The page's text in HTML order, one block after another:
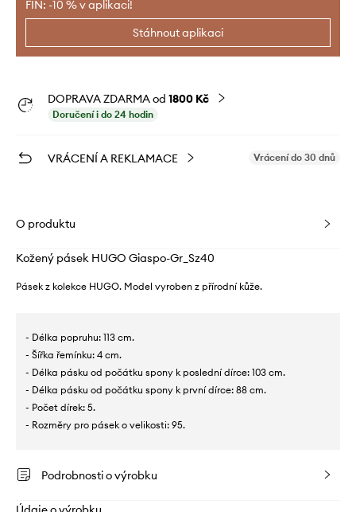
FIN: -10 % v aplikaci!
Stáhnout aplikaci
DOPRAVA ZDARMA od 1800 Kč
Doručení i do 24 hodin
VRÁCENÍ A REKLAMACE Vrácení do 30 dnů
O produktu
Kožený pásek HUGO Giaspo-Gr_Sz40
Pásek z kolekce HUGO. Model vyroben z přírodní kůže.
- Délka popruhu: 113 cm.
- Šířka řemínku: 4 cm.
- Délka pásku od počátku spony k poslední dírce: 103 cm.
- Délka pásku od počátku spony k první dírce: 88 cm.
- Počet dírek: 5.
- Rozměry pro pásek o velikosti: 95.
Podrobnosti o výrobku